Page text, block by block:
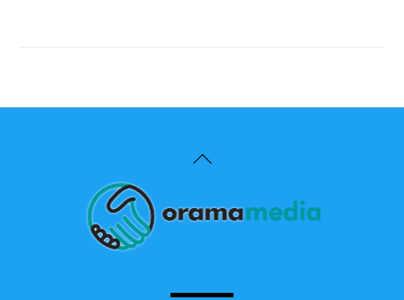
Back
Top